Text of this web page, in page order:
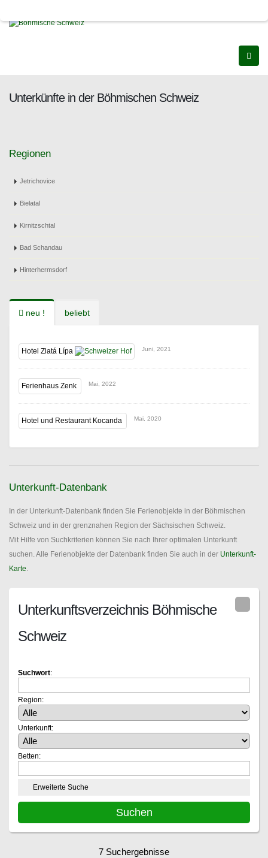
Unterkünfte in der Böhmischen Schweiz
Regionen
Jetrichovice
Bielatal
Kirnitzschtal
Bad Schandau
Hinterhermsdorf
neu ! beliebt
Hotel Zlatá Lípa Juni, 2021
Ferienhaus Zenk Mai, 2022
Hotel und Restaurant Kocanda Mai, 2020
Unterkunft-Datenbank
In der Unterkunft-Datenbank finden Sie Ferienobjekte in der Böhmischen
Schweiz und in der grenznahen Region der Sächsischen Schweiz.
Mit Hilfe von Suchkriterien können Sie nach Ihrer optimalen Unterkunft
suchen. Alle Ferienobjekte der Datenbank finden Sie auch in der Unterkunft-
Karte.
Unterkunftsverzeichnis Böhmische
Schweiz
Suchwort:
Region:
Unterkunft:
Betten:
Erweiterte Suche
7 Suchergebnisse